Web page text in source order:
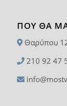
ΠΟΥ ΘΑ
Θαρύπου
210 92 47